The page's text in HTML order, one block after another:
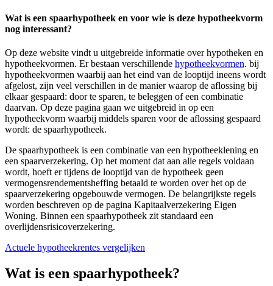
Wat is een spaarhypotheek en voor wie is deze hypotheekvorm
nog interessant?
Op deze website vindt u uitgebreide informatie over hypotheken en
hypotheekvormen. Er bestaan verschillende hypotheekvormen. bij
hypotheekvormen waarbij aan het eind van de looptijd ineens wordt
afgelost, zijn veel verschillen in de manier waarop de aflossing bij
elkaar gespaard: door te sparen, te beleggen of een combinatie
daarvan. Op deze pagina gaan we uitgebreid in op een
hypotheekvorm waarbij middels sparen voor de aflossing gespaard
wordt: de spaarhypotheek.
De spaarhypotheek is een combinatie van een hypotheeklening en
een spaarverzekering. Op het moment dat aan alle regels voldaan
wordt, hoeft er tijdens de looptijd van de hypotheek geen
vermogensrendementsheffing betaald te worden over het op de
spaarverzekering opgebouwde vermogen. De belangrijkste regels
worden beschreven op de pagina Kapitaalverzekering Eigen
Woning. Binnen een spaarhypotheek zit standaard een
overlijdensrisicoverzekering.
Actuele hypotheekrentes vergelijken
Wat is een spaarhypotheek?